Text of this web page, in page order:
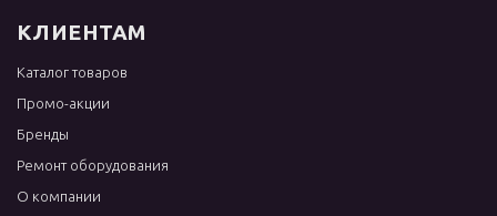
КЛИЕНТАМ
Каталог товаров
Промо-акции
Бренды
Ремонт оборудования
О компании